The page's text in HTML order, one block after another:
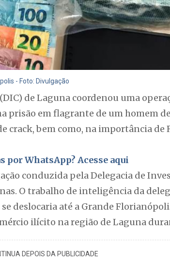
- Foto: Divulgação
de Laguna coordenou uma
prisão em flagrante de um homem
crack, bem como, na importância de
WhatsApp? Acesse aqui
conduzida pela Delegacia de
O trabalho de inteligência da
deslocaria até a Grande
ilícito na região de Laguna
DEPOIS DA PUBLICIDADE